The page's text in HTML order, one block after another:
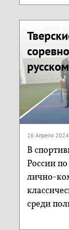
26 Апреля
В
России
лично-
среди